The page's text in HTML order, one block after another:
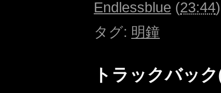
Endlessblue (23:44
タグ: 明鐘
トラックバッ